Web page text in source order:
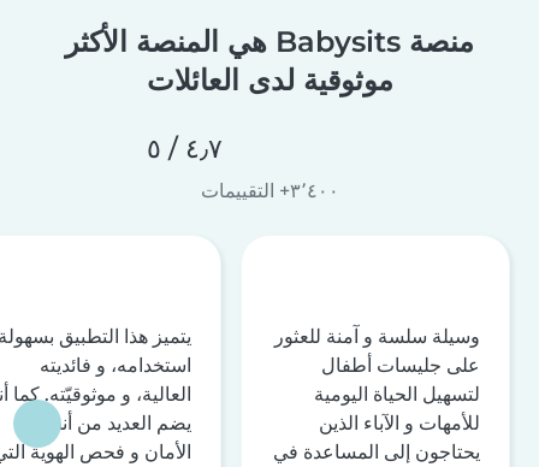
منصة Babysits هي المنصة الأكثر
موثوقية لدى العائلات
٤٫٧ / ٥
٣٬٤٠٠+ التقييمات
وسيلة سلسة و آمنة للعثور
على جليسات أطفال
لتسهيل الحياة اليومية
للأمهات و الآباء الذين
يحتاجون إلى المساعدة في
يتميز هذا التطبيق
استخدامه، و فائديته
العالية، و موثوقيّته. كما
يضم العديد من أنظمة
الأمان و فحص الهوية